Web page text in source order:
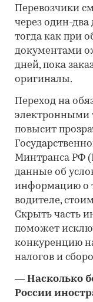
Перевозчики
через один-два
тогда как при
документами
дней, пока
оригиналы.
Переход на
электронными
повысит
Минтранса РФ
данные об
информацию о
водителе,
Скрыть часть
поможет
конкуренцию
налогов и
— Насколько
России